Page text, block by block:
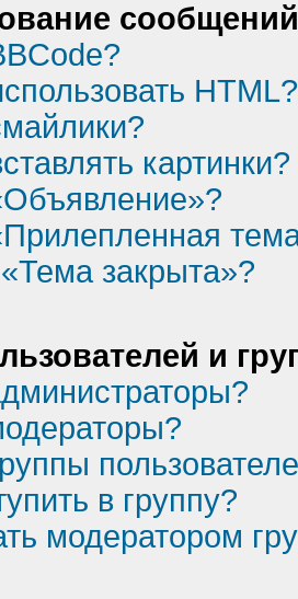
HTML?
картинки?
закрыта»?
и
в группу?
модератором